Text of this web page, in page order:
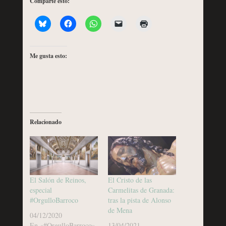
Me gusta esto:
Relacionado
El Salón de Reinos,
especial
#OrgulloBarroco
04/12/2020
El Cristo de las
Carmelitas de Granada:
tras la pista de Alonso
de Mena